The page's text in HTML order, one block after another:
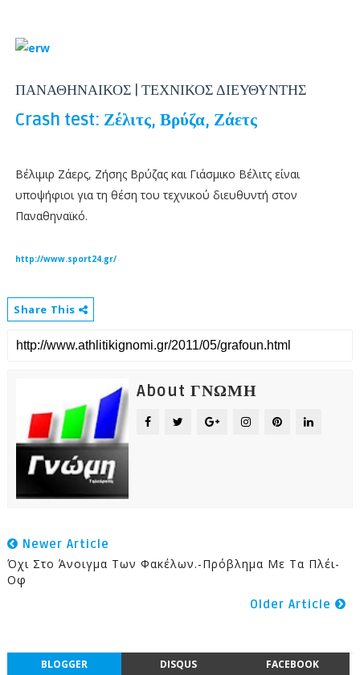
ΠΑΝΑΘΗΝΑΙΚΟΣ | ΤΕΧΝΙΚΟΣ ΔΙΕΥΘΥΝΤΗΣ
Crash test: Ζέλιτς, Βρύζα, Ζάετς
Βέλιμιρ Ζάερς, Ζήσης Βρύζας και Γιάσμικο Βέλιτς είναι
υποψήφιοι για τη θέση του τεχνικού διευθυντή στον
Παναθηναϊκό.
http://www.sport24.gr/
Share This
About ΓΝΩΜΗ
Newer Article
Όχι Στο Άνοιγμα Των Φακέλων.-Πρόβλημα Με Τα Πλέι-
Οφ
Older Article
BLOGGER DISQUS FACEBOOK